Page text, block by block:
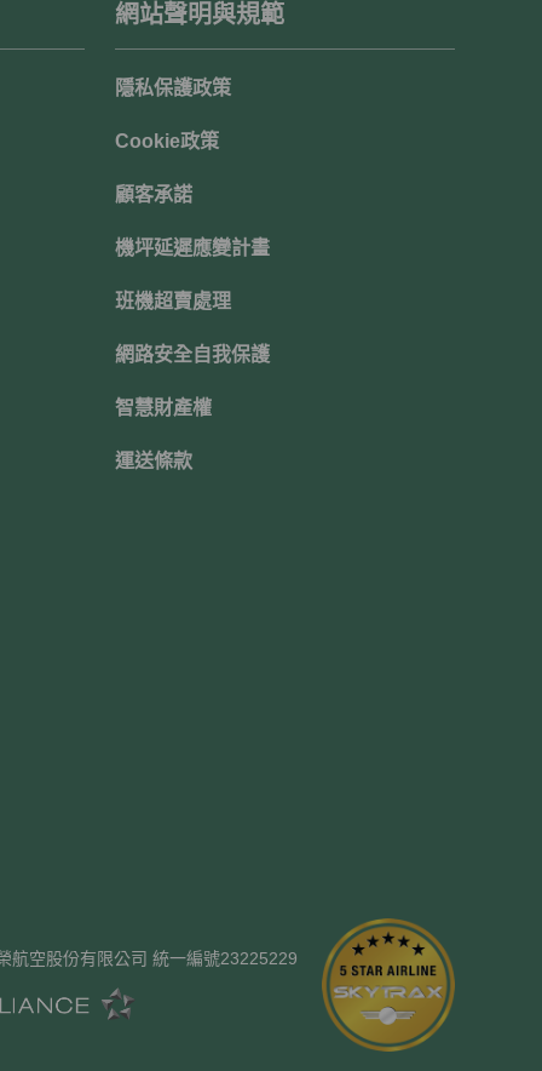
網站聲明與規範
隱私保護政策
Cookie政策
顧客承諾
機坪延遲應變計畫
班機超賣處理
網路安全自我保護
智慧財產權
運送條款
航空股份有限公司 統一編號23225229